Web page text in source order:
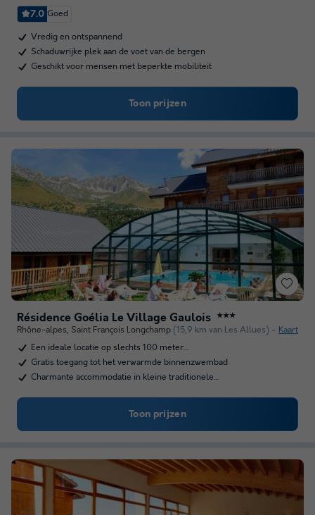
7.0 Goed
Vredig en ontspannend
Schaduwrijke plek aan de voet van de bergen
Geschikt voor mensen met beperkte mobiliteit
Toon prijzen
Résidence Goélia Le Village Gaulois ★★★
Rhône-alpes, Saint François Longchamp (15,9 km van Les Allues)
Kaart
Een ideale locatie op slechts 100 meter…
Gratis toegang tot het verwarmde binnenzwembad
Charmante accommodatie in kleine traditionele…
Toon prijzen